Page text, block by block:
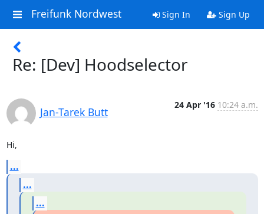
Freifunk Nordwest Sign In Sign Up
Re: [Dev] Hoodselector
Jan-Tarek Butt
24 Apr '16 10:24 a.m.
Hi,
...
...
...